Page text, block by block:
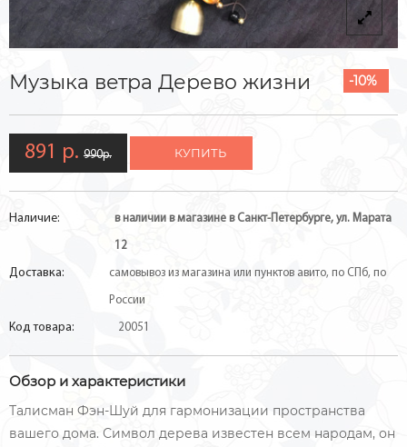
-10%
Музыка ветра Дерево жизни
891 р. 990р. КУПИТЬ
Наличие: в наличии в магазине в Санкт-Петербурге, ул. Марата
12
Доставка: самовывоз из магазина или пунктов авито, по СПб, по
России
Код товара: 20051
Обзор и характеристики
Талисман Фэн-Шуй для гармонизации пространства
вашего дома. Символ дерева известен всем народам, он